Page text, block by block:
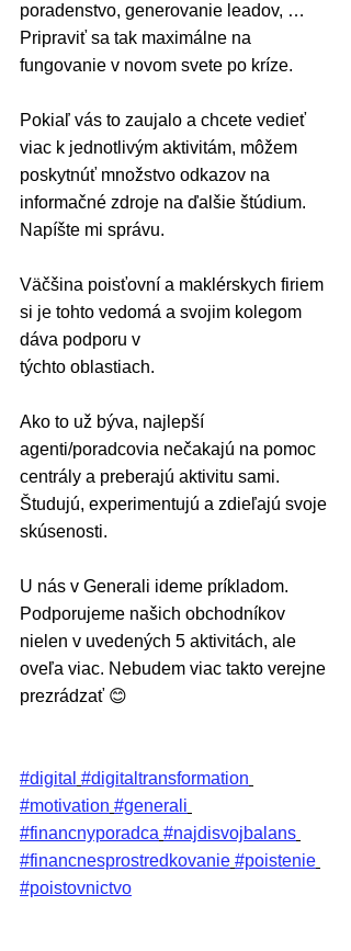
poradenstvo, generovanie leadov, …
Pripraviť sa tak maximálne na
fungovanie v novom svete po kríze.
Pokiaľ vás to zaujalo a chcete vedieť
viac k jednotlivým aktivitám, môžem
poskytnúť množstvo odkazov na
informačné zdroje na ďalšie štúdium.
Napíšte mi správu.
Väčšina poisťovní a maklérskych firiem
si je tohto vedomá a svojim kolegom
dáva podporu v
týchto oblastiach.
Ako to už býva, najlepší
agenti/poradcovia nečakajú na pomoc
centrály a preberajú aktivitu sami.
Študujú, experimentujú a zdieľajú svoje
skúsenosti.
U nás v Generali ideme príkladom.
Podporujeme našich obchodníkov
nielen v uvedených 5 aktivitách, ale
oveľa viac. Nebudem viac takto verejne
prezrádzať 😊
#digital #digitaltransformation
#motivation #generali
#financnyporadca #najdisvojbalans
#financnesprostredkovanie #poistenie
#poistovnictvo